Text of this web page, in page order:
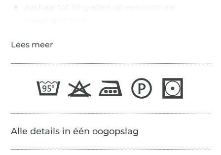
Alle details in één oogopslag